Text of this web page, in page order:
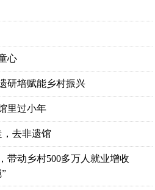
心
研培赋能乡村振兴
里过小年
去非遗馆
带动乡村500多万人就业增收